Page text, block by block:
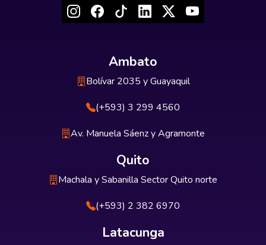
Ambato
Bolívar 2035 y Guayaquil
(+593) 3 299 4560
Av. Manuela Sáenz y Agramonte
Quito
Machala y Sabanilla Sector Quito norte
(+593) 2 382 6970
Latacunga